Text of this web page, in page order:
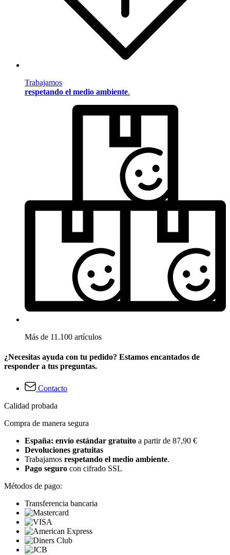
Trabajamos
respetando el medio ambiente.
Más de 11.100 artículos
¿Necesitas ayuda con tu pedido? Estamos encantados de
responder a tus preguntas.
Contacto
Calidad probada
Compra de manera segura
España: envío estándar gratuito a partir de 87,90 €
Devoluciones gratuitas
Trabajamos respetando el medio ambiente.
Pago seguro con cifrado SSL
Métodos de pago:
Transferencia bancaria